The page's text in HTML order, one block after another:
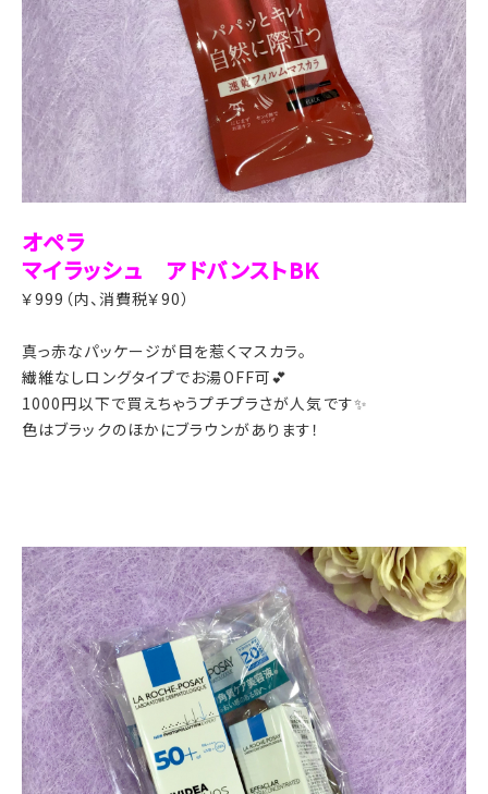
オペラ
マイラッシュ アドバンストBK
￥999（内、消費税￥90）
真っ赤なパッケージが目を惹くマスカラ。
繊維なしロングタイプでお湯OFF可💕
1000円以下で買えちゃうプチプラさが人気です✨
色はブラックのほかにブラウンがあります！